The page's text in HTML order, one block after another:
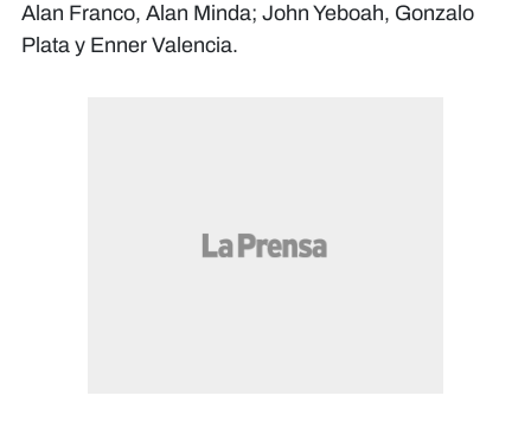
Alan Franco, Alan Minda; John Yeboah, Gonzalo
Plata y Enner Valencia.